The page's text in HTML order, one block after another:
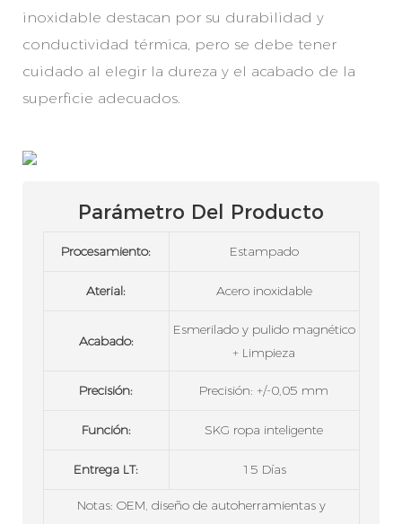
inoxidable destacan por su durabilidad y
conductividad térmica, pero se debe tener
cuidado al elegir la dureza y el acabado de la
superficie adecuados.
Parámetro Del Producto
Procesamiento: Estampado
Aterial: Acero inoxidable
Acabado:
Esmerilado y pulido magnético
+ Limpieza
Precisión: Precisión: +/-0,05 mm
Función: SKG ropa inteligente
Entrega LT: 15 Días
Notas: OEM, diseño de autoherramientas y